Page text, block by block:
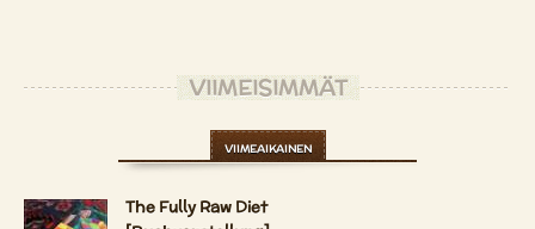
VIIMEISIMMÄT
VIIMEAIKAINEN
The Fully Raw Diet